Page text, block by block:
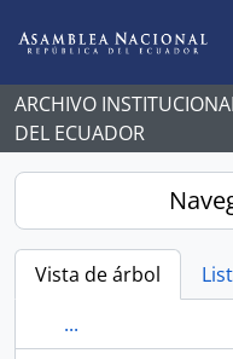
ARCHIVO
DEL ECUADOR
Vista de árbol
...